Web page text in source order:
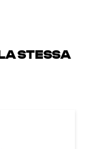
STESSA